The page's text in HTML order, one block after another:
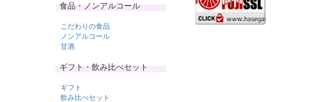
食品・ノンアルコール
こだわりの食品
ノンアルコール
甘酒
ギフト・飲み比べセット
ギフト
飲み比べセット